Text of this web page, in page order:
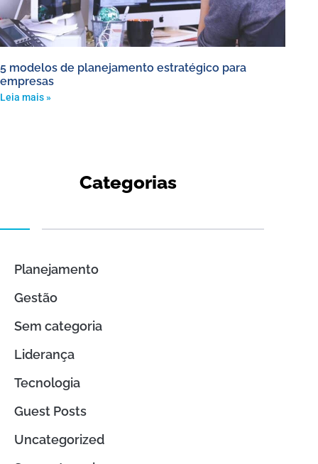
5 modelos de planejamento estratégico para
empresas
Leia mais »
Categorias
Planejamento
Gestão
Sem categoria
Liderança
Tecnologia
Guest Posts
Uncategorized